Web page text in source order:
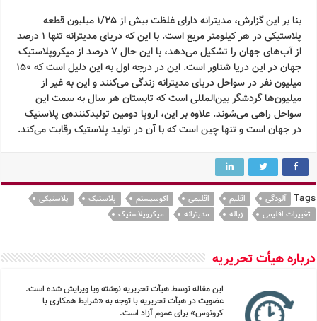
بنا بر این گزارش، مدیترانه دارای غلظت بیش از ۱/۲۵ میلیون قطعه
پلاستیکی در هر کیلومتر مربع است. با این که دریای مدیترانه تنها 1 درصد
از آب‌های جهان را تشکیل می‌دهد، با این حال 7 درصد از میکروپلاستیک
جهان در این دریا شناور است. این در درجه اول به این دلیل است که ۱۵۰
میلیون نفر در سواحل دریای مدیترانه زندگی می‌کنند و این به غیر از
میلیون‌ها گردشگر بین‌المللی است که تابستان هر سال به سمت این
سواحل راهی می‌شوند. علاوه بر این، اروپا دومین تولیدکننده‌ی پلاستیک
در جهان است و تنها چین است که با آن در تولید پلاستیک رقابت می‌کند.
Tags آلودگی اقلیم اقلیمی اکوسیستم پلاستیک
پلاستیکی
تغییرات اقلیمی
زباله مدیترانه میکروپلاستیک
درباره هیأت تحریریه
این مقاله توسط هیأت تحریریه نوشته ویا ویرایش شده است.
عضویت در هیأت تحریریه با توجه به «شرایط همکاری با
کرونوس» برای عموم آزاد است.